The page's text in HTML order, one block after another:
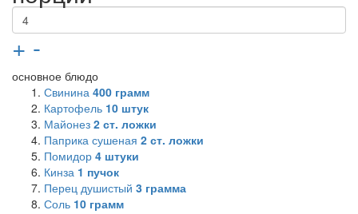
+ -
основное блюдо
Свинина 400 грамм
Картофель 10 штук
Майонез 2 ст. ложки
Паприка сушеная 2 ст. ложки
Помидор 4 штуки
Кинза 1 пучок
Перец душистый 3 грамма
Соль 10 грамм